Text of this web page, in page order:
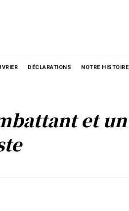
DÉCLARATIONS NOTRE HISTOIRE
et un